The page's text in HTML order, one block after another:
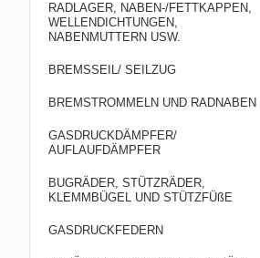
RADLAGER, NABEN-/FETTKAPPEN,
WELLENDICHTUNGEN,
NABENMUTTERN USW.
BREMSSEIL/ SEILZUG
BREMSTROMMELN UND RADNABEN
GASDRUCKDÄMPFER/
AUFLAUFDÄMPFER
BUGRÄDER, STÜTZRÄDER,
KLEMMBÜGEL UND STÜTZFÜßE
GASDRUCKFEDERN